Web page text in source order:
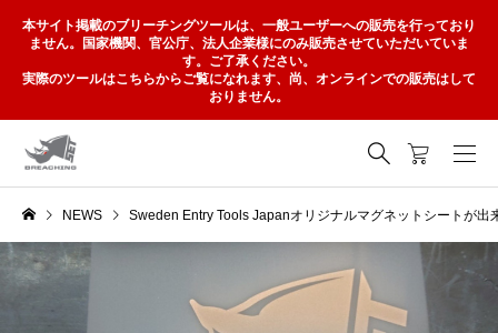
本サイト掲載のブリーチングツールは、一般ユーザーへの販売を行っており
ません。国家機関、官公庁、法人企業様にのみ販売させていただいていま
す。ご了承ください。
実際のツールはこちらからご覧になれます、尚、オンラインでの販売はして
おりません。
NEWS Sweden Entry Tools Japanオリジナルマグネットシートが出